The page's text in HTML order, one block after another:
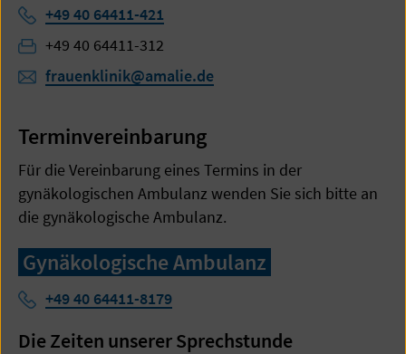
Telefon:
+49 40 64411-421
Telefon:
+49 40 64411-312
frauenklinik@amalie.de
Terminvereinbarung
Für die Vereinbarung eines Termins in der
gynäkologischen Ambulanz wenden Sie sich bitte an
die gynäkologische Ambulanz.
Gynäkologische Ambulanz
Telefon:
+49 40 64411-8179
Die Zeiten unserer Sprechstunde